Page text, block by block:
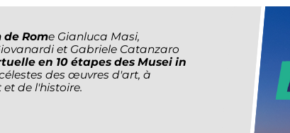
Rome Gianluca Masi,
et Gabriele Catanzaro
en 10 étapes des Musei in
des œuvres d'art, à
de l'histoire.